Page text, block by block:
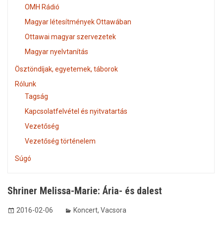
OMH Rádió
Magyar létesítmények Ottawában
Ottawai magyar szervezetek
Magyar nyelvtanítás
Ösztöndíjak, egyetemek, táborok
Rólunk
Tagság
Kapcsolatfelvétel és nyitvatartás
Vezetőség
Vezetőség történelem
Súgó
Shriner Melissa-Marie: Ária- és dalest
2016-02-06 Koncert, Vacsora